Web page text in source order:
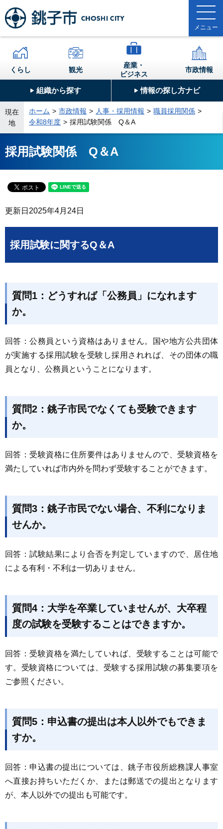
組織から探す 情報の探し方ナビ
くらし 観光
産業・
ビジネス
市政情報
現在
地
ホーム 市政情報 人事・採用情報
職員採用関係
令和8年度
採用試験関係 Q＆A
採用試験関係 Q＆A
更新日 2025年4月24日
採用試験に関するQ＆A
質問1：どうすれば「公務員」になれます
か。
回答：公務員という資格はありません。国や地方公共団体
が実施する採用試験を受験し採用されれば、その団体の職
員となり、公務員ということになります。
質問2：銚子市民でなくても受験できます
か。
回答：受験資格に住所要件はありませんので、受験資格を
満たしていれば市内外を問わず受験することができます。
質問3：銚子市民でない場合、不利になりま
せんか。
回答：試験結果により合否を判定していますので、居住地
による有利・不利は一切ありません。
質問4：大学を卒業していませんが、大卒程
度の試験を受験することはできますか。
回答：受験資格を満たしていれば、受験することは可能で
す。受験資格については、受験する採用試験の募集要項を
ご参照ください。
質問5：申込書の提出は本人以外でもできま
すか。
回答：申込書の提出については、銚子市役所総務課人事室
へ直接お持ちいただくか、または郵送での提出となります
が、本人以外での提出も可能です。